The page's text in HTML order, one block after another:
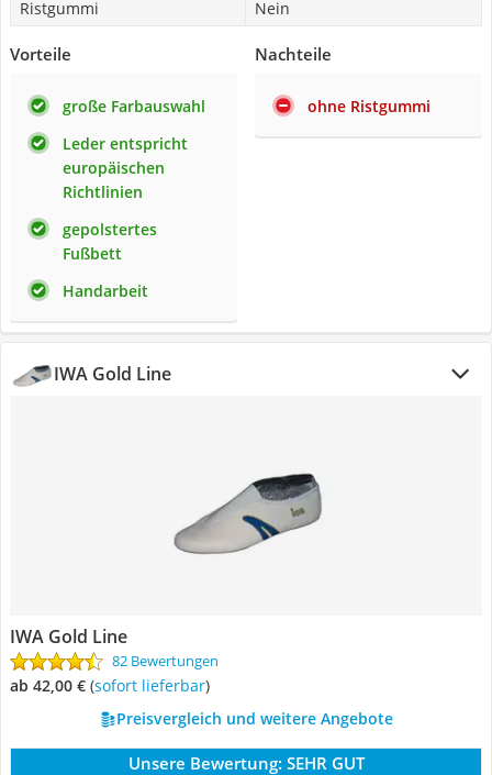
Ristgummi
Nein
Vorteile
große Farbauswahl
Leder entspricht
europäischen
Richtlinien
gepolstertes
Fußbett
Handarbeit
Nachteile
ohne Ristgummi
IWA Gold Line
IWA Gold Line
82 Bewertungen
ab 42,00 € ( Sofort lieferbar)
Preisvergleich und weitere Angebote
Unsere Bewertung: SEHR GUT